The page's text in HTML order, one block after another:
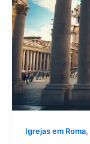
Igrejas em Roma,